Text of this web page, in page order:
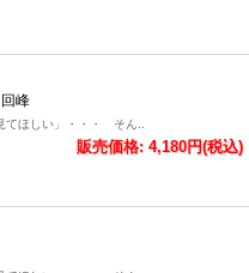
峰
てほしい」・・・ そん..
販売価格: 4,180円(税込)